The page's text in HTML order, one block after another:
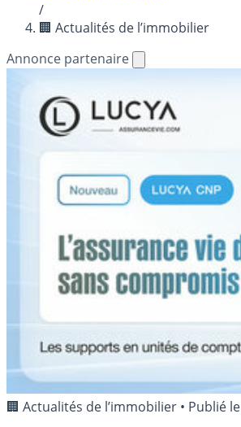
/
🏢 Actualités de l’immobilier
Annonce partenaire
🏢 Actualités de l’immobilier • Publié le